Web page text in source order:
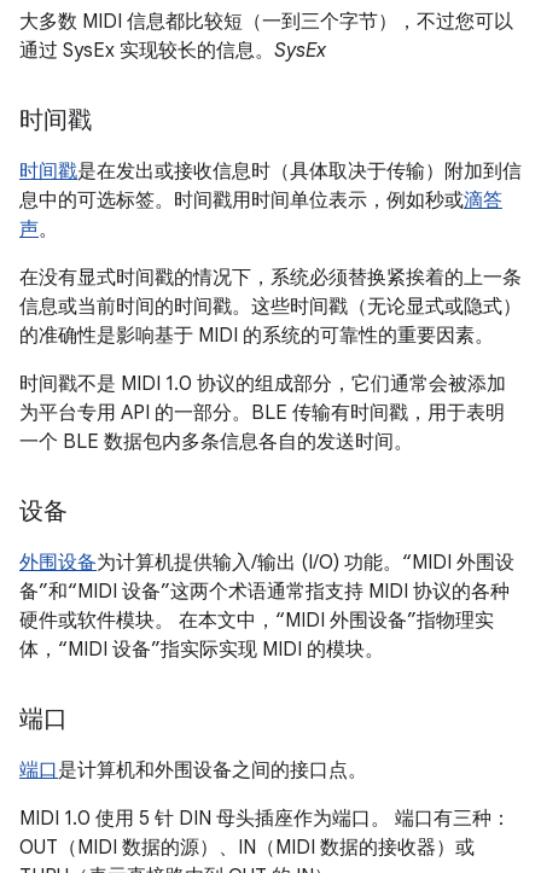
大多数 MIDI 信息都比较短（一到三个字节），不过您可以
通过 SysEx 实现较长的信息。 SysEx
时间戳
时间戳是在发出或接收信息时（具体取决于传输）附加到信
息中的可选标签。时间戳用时间单位表示，例如秒或滴答
声。
在没有显式时间戳的情况下，系统必须替换紧挨着的上一条
信息或当前时间的时间戳。这些时间戳（无论显式或隐式）
的准确性是影响基于 MIDI 的系统的可靠性的重要因素。
时间戳不是 MIDI 1.0 协议的组成部分，它们通常会被添加
为平台专用 API 的一部分。BLE 传输有时间戳，用于表明
一个 BLE 数据包内多条信息各自的发送时间。
设备
外围设备为计算机提供输入/输出 (I/O) 功能。“MIDI 外围设
备”和“MIDI 设备”这两个术语通常指支持 MIDI 协议的各种
硬件或软件模块。
在本文中，“MIDI 外围设备”指物理实
体，“MIDI 设备”指实际实现 MIDI 的模块。
端口
端口是计算机和外围设备之间的接口点。
MIDI 1.0 使用 5 针 DIN 母头插座作为端口。 端口有三种：
OUT（MIDI 数据的源）、IN（MIDI 数据的接收器）或